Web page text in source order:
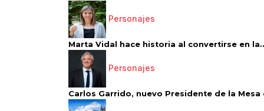
Personajes
Marta Vidal hace historia al convertirse en
Personajes
Carlos Garrido, nuevo Presidente de la Mesa